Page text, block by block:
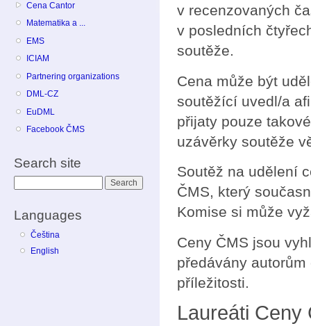
Cena Cantor
Matematika a ...
EMS
ICIAM
Partnering organizations
DML-CZ
EuDML
Facebook ČMS
Search site
Languages
Čeština
English
v recenzovaných
v posledních
soutěže.
Cena může být
soutěžící uvedl/a
přijaty pouze
uzávěrky soutěže
Soutěž na udělení
ČMS, který
Komise si může
Ceny ČMS jsou
předávány
příležitosti.
Laureáti Ceny